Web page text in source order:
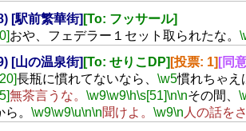
[駅前繁華街] [To: フッサール]
おや、フェデラー１セット取られたな。
[山の温泉街] [To: せりこDP] [投票: 1] [同
長瓶に慣れてないなら、 \w5慣れちゃえ
無茶言うな。 \w9\w9\h\s[51]\n\nその間、
。 \w9\w9\u\n\n聞けよ。 \w9\n 人の話をさ